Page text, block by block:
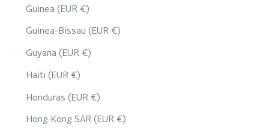
Guinea (EUR €)
Guinea-Bissau (EUR €)
Guyana (EUR €)
Haiti (EUR €)
Honduras (EUR €)
Hong Kong SAR (EUR €)